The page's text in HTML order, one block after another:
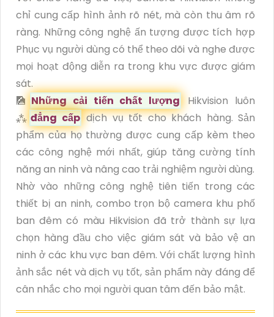
chỉ cung cấp hình ảnh rõ nét, mà còn thu âm rõ
ràng. Những công nghệ ấn tượng được tích hợp
Phục vụ người dùng có thể theo dõi và nghe được
mọi hoạt động diễn ra trong khu vực được giám
sát.
🎑 Những cải tiến chất lượng
Hikvision luôn
⁂ đẳng cấpdịch vụ tốt cho khách hàng. Sản
phẩm của họ thường được cung cấp kèm theo
các công nghệ mới nhất, giúp tăng cường tính
năng an ninh và nâng cao trải nghiệm người dùng.
Nhờ vào những công nghệ tiên tiến trong các
thiết bị an ninh, combo trọn bộ camera khu phố
ban đêm có màu Hikvision đã trở thành sự lựa
chọn hàng đầu cho việc giám sát và bảo vệ an
ninh ở các khu vực ban đêm. Với chất lượng hình
ảnh sắc nét và dịch vụ tốt, sản phẩm này đáng để
cân nhắc cho mọi người quan tâm đến bảo mật.